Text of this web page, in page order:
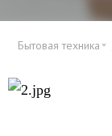
Бытовая техника